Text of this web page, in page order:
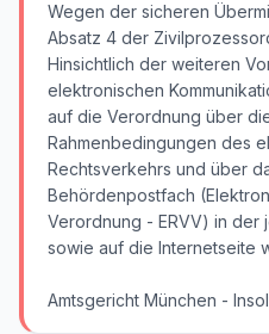
Wegen der sicheren
Absatz 4 der
Hinsichtlich der weiteren
elektronischen
auf die Verordnung über
Rahmenbedingungen des
Rechtsverkehrs und über
Behördenpostfach
Verordnung - ERVV) in der
sowie auf die Internetseite
Amtsgericht München -